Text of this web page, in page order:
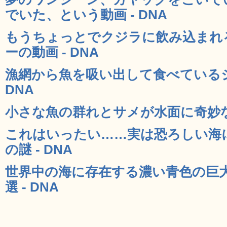
でいた、という動画 - DNA
もうちょっとでクジラに飲み込ま
ーの動画 - DNA
漁網から魚を吸い出して食べている
DNA
小さな魚の群れとサメが水面に奇妙
これはいったい……実は恐ろしい海
の謎 - DNA
世界中の海に存在する濃い青色の巨
選 - DNA